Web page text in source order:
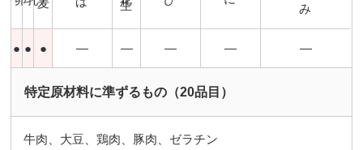
● ● ● ― ― ― ― ―
特定原材料に準ずるもの（20品目）
牛肉、大豆、鶏肉、豚肉、ゼラチン